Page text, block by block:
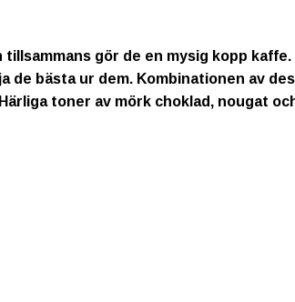
gör de en mysig kopp kaffe.
de bästa ur dem. Kombinationen av
toner av mörk choklad, nougat